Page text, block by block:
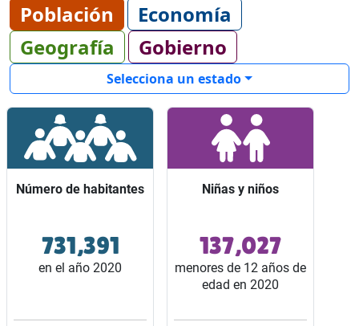
Población
Economía
Geografía
Gobierno
Selecciona un estado
Número de habitantes
731,391
en el año 2020
Número de habitantes
Ocupó el lugar 32 entre
los 32 estados del país.
Niñas y niños
137,027
menores de 12 años de
edad en 2020
Niñas y niños
Representaron 2 de
cada 10 habitantes del
estado.